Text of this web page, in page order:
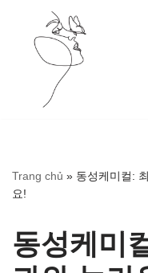
Skip
Trang chủ » 동성케미컬:
요!
동성케미